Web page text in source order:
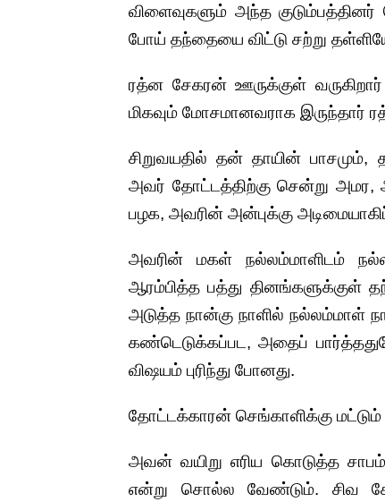
விளைவுகளும் அந்த குடும்பத்தினர்
போய் தந்தையை விட்டு சற்று
ரத்ன சேகரன் ஊருக்குள்
மிகவும் மோசமானவராக இருந்தார்
சிறுவயதில் தன் தாயின்
அவர் தோட்டத்திற்கு சென்று
பழக, அவரின் அன்புக்கு
அவரின் மகள் நல்லம்மாளிடம்
ஆரம்பித்த பத்து தினங்களுக்குள்
அடுத்த நான்கு நாளில் நல்லம்மாள்
கண்டெடுக்கப்பட, அதைப்
விஷயம் புரிந்து போனது.
தோட்டக்காரன் செங்காளிக்கு மட்டும்
அவன் வயிறு எரிய கொடுத்த
என்று சொல்ல வேண்டும். சிவ